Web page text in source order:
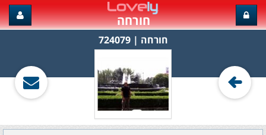
חורחה
חורחה‏ | 724079